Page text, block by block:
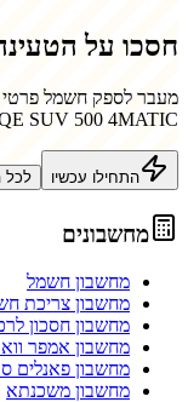
חסכו על
מעבר לספק חשמל פרטי
SUV 500 4MATIC
התחילו עכשיו לכל
מחשבונים
מחשבון חשמל
מחשבון צריכת
מחשבון חסכון
מחשבון אמפר
מחשבון פאנלים
מחשבון משכנתא